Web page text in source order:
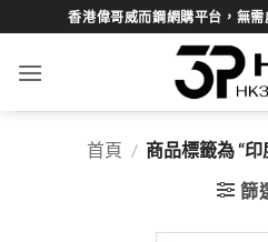
to
content
香港偉哥威而鋼網購平台，無
首頁 / 商品標籤為 “
篩